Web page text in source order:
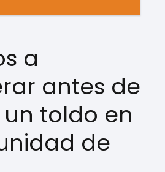
a
antes de
toldo en
de